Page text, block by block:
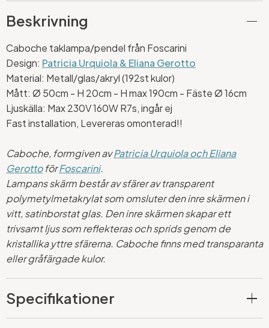
Beskrivning
Caboche taklampa/pendel från Foscarini
Design: Patricia Urquiola & Eliana Gerotto
Material: Metall/glas/akryl (192st kulor)
Mått: Ø 50cm - H 20cm - H max 190cm - Fäste Ø 16cm
Ljuskälla: Max 230V 160W R7s, ingår ej
Fast installation, Levereras omonterad!!
Caboche, formgiven avPatricia Urquiola och Eliana
GerottoförFoscarini.
Lampans skärm består av sfärer av transparent
polymetylmetakrylat som omsluter den inre skärmen i
vitt, satinborstat glas. Den inre skärmen skapar ett
trivsamt ljus som reflekteras och sprids genom de
kristallika yttre sfärerna. Caboche finns med transparanta
eller gråfärgade kulor.
Specifikationer